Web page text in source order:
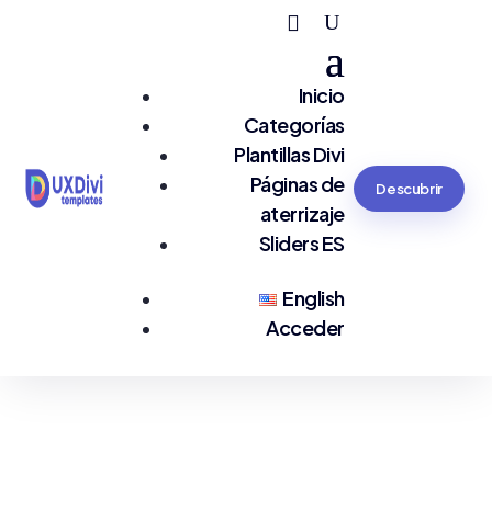
Inicio
Categorías
Plantillas Divi
Páginas de
aterrizaje
Sliders ES
English
Acceder
Descubrir